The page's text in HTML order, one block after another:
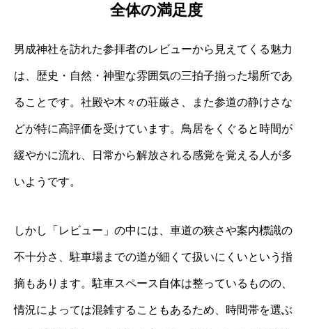
全体の満足度
男成神社を訪れた参拝者のレビューから見えてくる魅力
は、歴史・自然・神聖な雰囲気の三拍子揃った場所であ
ることです。社殿や木々の荘厳さ、また参道の静けさな
どが特に高評価を受けています。鳥居をくぐると時間が
緩やかに流れ、日常から解放される感覚を覚える人が多
いようです。
しかし「レビュー」の中には、車道の狭さや案内標識の
不十分さ、駐車場までの道が細くて扱いにくいという指
摘もあります。駐車スペース自体は整っているものの、
情況によっては混雑することもあるため、時間帯を選ぶ